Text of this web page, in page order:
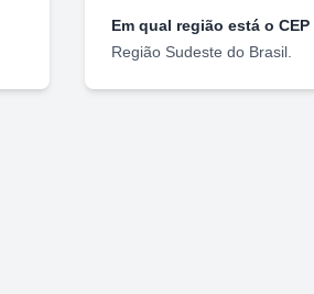
Em qual região está o CEP
Região Sudeste do Brasil.